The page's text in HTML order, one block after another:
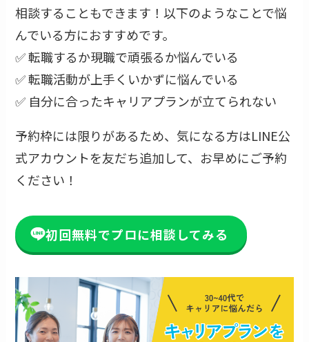
相談することもできます！以下のようなことで悩
んでいる方におすすめです。
✅ 転職するか現職で頑張るか悩んでいる
✅ 転職活動が上手くいかずに悩んでいる
✅ 自分に合ったキャリアプランが立てられない
予約枠には限りがあるため、気になる方はLINE公
式アカウントを友だち追加して、お早めにご予約
ください！
初回無料でプロに相談してみる